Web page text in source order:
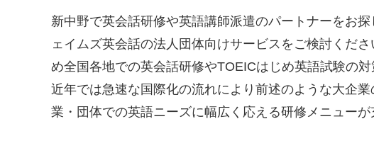
新中野で英会話研修や英語講師派遣のパートナーをお
ェイムズ英会話の法人団体向けサービスをご検討くだ
め全国各地での英会話研修やTOEICはじめ英語試験の
近年では急速な国際化の流れにより前述のような大企
業・団体での英語ニーズに幅広く応える研修メニューが